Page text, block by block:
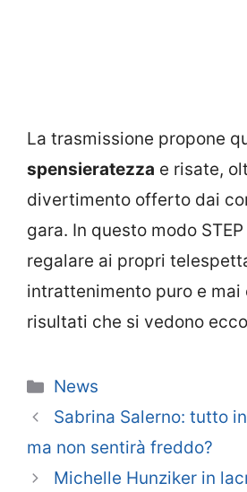
La trasmissione propone
spensieratezza e risate,
divertimento offerto dai
gara. In questo modo
regalare ai propri
intrattenimento puro e mai
risultati che si vedono
Categorie
News
Sabrina Salerno: tutto
ma non sentirà freddo?
Michelle Hunziker in